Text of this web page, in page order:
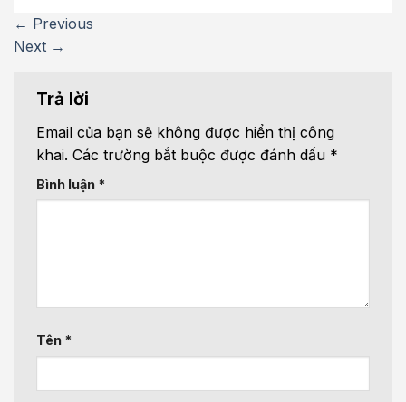
← Previous
Next →
Trả lời
Email của bạn sẽ không được hiển thị công
khai. Các trường bắt buộc được đánh dấu *
Bình luận *
Tên *